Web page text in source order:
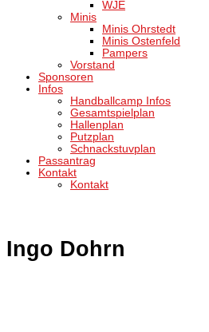
WJE
Minis
Minis Ohrstedt
Minis Ostenfeld
Pampers
Vorstand
Sponsoren
Infos
Handballcamp Infos
Gesamtspielplan
Hallenplan
Putzplan
Schnackstuvplan
Passantrag
Kontakt
Kontakt
Ingo Dohrn